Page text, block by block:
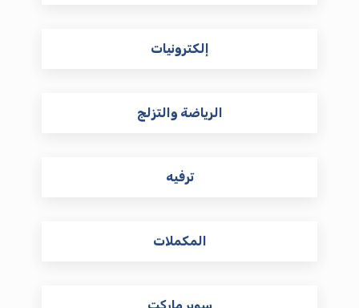
إلكترونيات
الرياضة والتزلج
ترفيه
المكملات